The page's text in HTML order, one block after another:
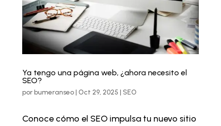
Ya tengo una página web, ¿ahora necesito el
SEO?
porbumeranseo| Oct 29, 2025 | SEO
Conoce cómo el SEO impulsa tu nuevo sitio